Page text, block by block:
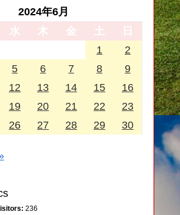
2024年6月
水 木 金 土
日
1
2
5 6 7 8
9
12 13 14 15
16
19 20 21 22
23
26 27 28 29 30
236